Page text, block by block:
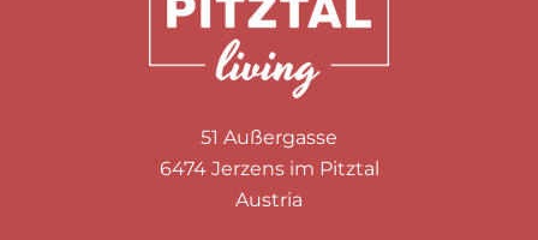
51 Außergasse
6474 Jerzens im Pitztal
Austria